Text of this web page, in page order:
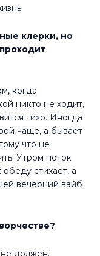
своих
выражения
избегать.